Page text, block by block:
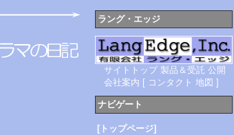
ラング・エッジ
サイトトップ 製品＆受託 公開
会社案内 [ コンタクト 地図 ]
ナビゲート
[トップページ]